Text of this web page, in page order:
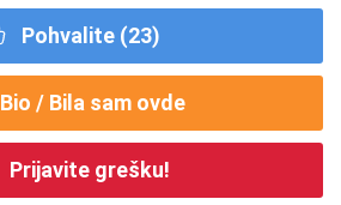
Pohvalite (23)
Bio / Bila sam ovde
Prijavite grešku!